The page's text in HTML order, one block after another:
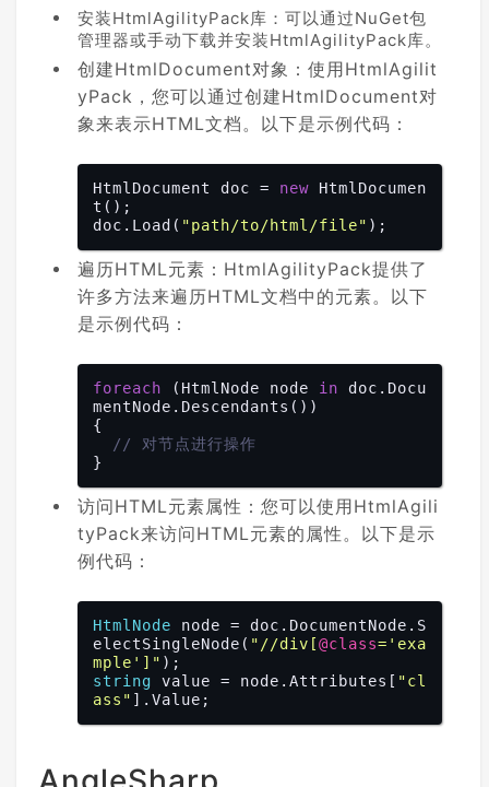
安装HtmlAgilityPack库：可以通过NuGet包
管理器或手动下载并安装HtmlAgilityPack库。
创建HtmlDocument对象：使用HtmlAgilit
yPack，您可以通过创建HtmlDocument对
象来表示HTML文档。以下是示例代码：
HtmlDocument doc = new HtmlDocumen
t();
doc.Load( "path/to/html/file"
遍历HTML元素：HtmlAgilityPack提供了
许多方法来遍历HTML文档中的元素。以下
是示例代码：
foreach (HtmlNode node in doc.Docu
mentNode.Descendants())
{
// 对节点进行操作
访问HTML元素属性：您可以使用HtmlAgili
tyPack来访问HTML元素的属性。以下是示
例代码：
HtmlNode node = doc.DocumentNode.S
electSingleNode( "//div[@class='exa
mple']"
string value = node.Attributes[ "cl
ass"